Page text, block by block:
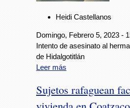
Heidi Castellanos
Domingo, Febrero 5, 2023 -
Intento de asesinato al
de Hidalgotitlán
Leer más
Sujetos rafaguean